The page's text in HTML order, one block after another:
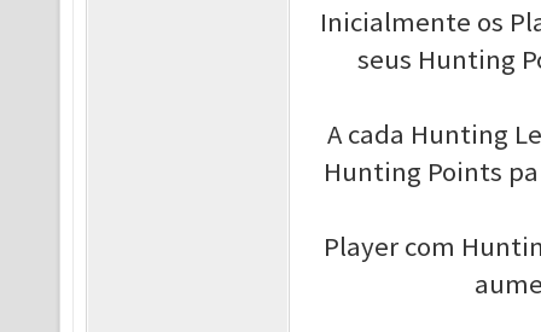
Inicialmente os
seus Hunting
A cada Hunting
Hunting Points
Player com